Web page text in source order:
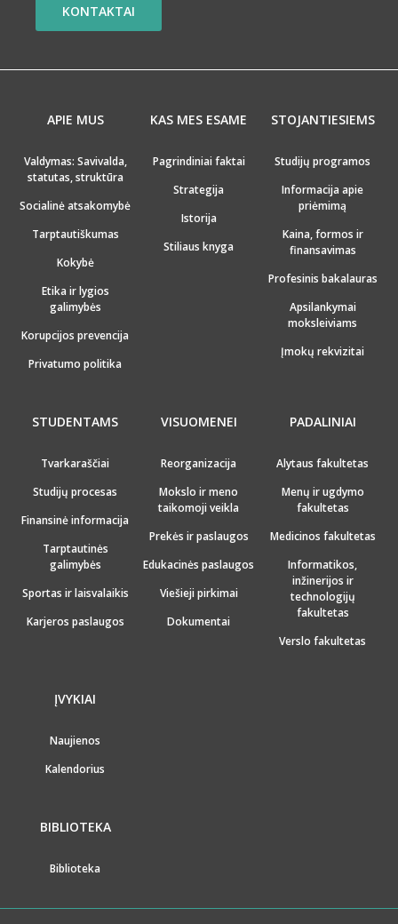
KONTAKTAI
APIE MUS
Valdymas: Savivalda,
statutas, struktūra
Socialinė atsakomybė
Tarptautiškumas
Kokybė
Etika ir lygios
galimybės
Korupcijos prevencija
Privatumo politika
KAS MES ESAME
Pagrindiniai faktai
Strategija
Istorija
Stiliaus knyga
STOJANTIESIEMS
Studijų programos
Informacija apie
priėmimą
Kaina, formos ir
finansavimas
Profesinis bakalauras
Apsilankymai
moksleiviams
Įmokų rekvizitai
STUDENTAMS
Tvarkaraščiai
Studijų procesas
Finansinė informacija
Tarptautinės
galimybės
Sportas ir laisvalaikis
Karjeros paslaugos
VISUOMENEI
Reorganizacija
Mokslo ir meno
taikomoji veikla
Prekės ir paslaugos
Edukacinės paslaugos
Viešieji pirkimai
Dokumentai
PADALINIAI
Alytaus fakultetas
Menų ir ugdymo
fakultetas
Medicinos fakultetas
Informatikos,
inžinerijos ir
technologijų
fakultetas
Verslo fakultetas
ĮVYKIAI
Naujienos
Kalendorius
BIBLIOTEKA
Biblioteka